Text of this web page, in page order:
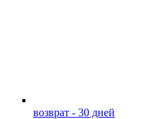
возврат - 30 дней